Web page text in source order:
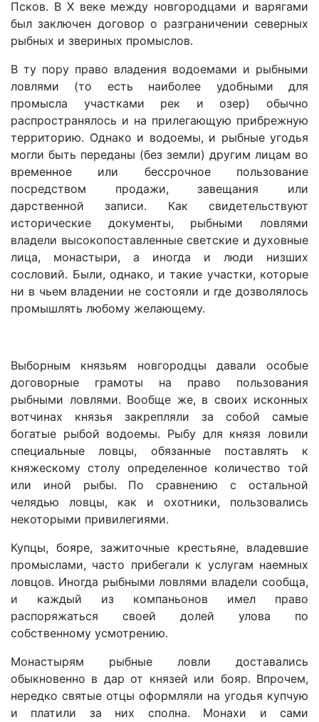
Псков. В X веке между новгородцами и варягами
был заключен договор о разграничении северных
рыбных и звериных промыслов.
В ту пору право владения водоемами и рыбными
ловлями (то есть наиболее удобными для
промысла участками рек и озер) обычно
распространялось и на прилегающую прибрежную
территорию. Однако и водоемы, и рыбные угодья
могли быть переданы (без земли) другим лицам во
временное или бессрочное пользование
посредством продажи, завещания или
дарственной записи. Как свидетельствуют
исторические документы, рыбными ловлями
владели высокопоставленные светские и духовные
лица, монастыри, а иногда и люди низших
сословий. Были, однако, и такие участки, которые
ни в чьем владении не состояли и где дозволялось
промышлять любому желающему.
Выборным князьям новгородцы давали особые
договорные грамоты на право пользования
рыбными ловлями. Вообще же, в своих исконных
вотчинах князья закрепляли за собой самые
богатые рыбой водоемы. Рыбу для князя ловили
специальные ловцы, обязанные поставлять к
княжескому столу определенное количество той
или иной рыбы. По сравнению с остальной
челядью ловцы, как и охотники, пользовались
некоторыми привилегиями.
Купцы, бояре, зажиточные крестьяне, владевшие
промыслами, часто прибегали к услугам наемных
ловцов. Иногда рыбными ловлями владели сообща,
и каждый из компаньонов имел право
распоряжаться своей долей улова по
собственному усмотрению.
Монастырям рыбные ловли доставались
обыкновенно в дар от князей или бояр. Впрочем,
нередко святые отцы оформляли на угодья купчую
и платили за них сполна. Монахи и сами